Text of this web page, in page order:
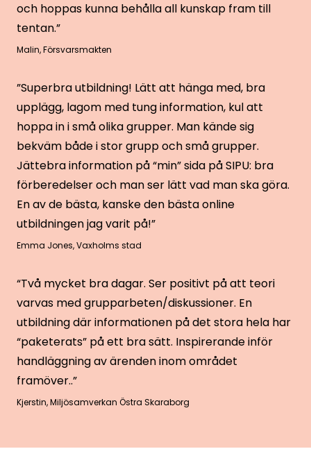
och hoppas kunna behålla all kunskap fram till
tentan.”
Malin,Försvarsmakten
”Superbra utbildning! Lätt att hänga med, bra
upplägg, lagom med tung information, kul att
hoppa in i små olika grupper. Man kände sig
bekväm både i stor grupp och små grupper.
Jättebra information på “min” sida på SIPU: bra
förberedelser och man ser lätt vad man ska göra.
En av de bästa, kanske den bästa online
utbildningen jag varit på!”
Emma Jones,Vaxholms stad
“Två mycket bra dagar. Ser positivt på att teori
varvas med grupparbeten/diskussioner. En
utbildning där informationen på det stora hela har
“paketerats” på ett bra sätt. Inspirerande inför
handläggning av ärenden inom området
framöver..”
Kjerstin,Miljösamverkan Östra Skaraborg